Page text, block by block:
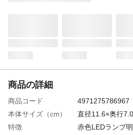
商品の詳細
商品コード
4971275786967
本体サイズ（cm）
直径11.6×奥行7.0
特徴
赤色LEDランプ